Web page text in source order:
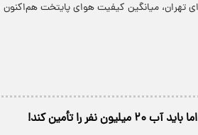
تهران، میانگین کیفیت هوای پایتخت هم‌اکنون